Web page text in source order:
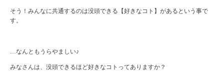
そう！みんなに共通するのは没頭できる【好きなコト】があるという事で
す。
…なんともうらやましい♪
みなさんは、没頭できるほど好きなコトってありますか？